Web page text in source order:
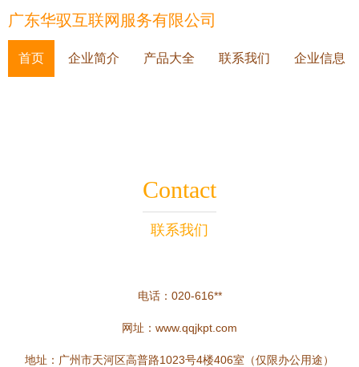
广东华驭互联网服务有限公司
首页 企业简介 产品大全 联系我们 企业信息
Contact
联系我们
电话：020-616**
网址： www.qqjkpt.com
地址：广州市天河区高普路1023号4楼406室（仅限办公用途）